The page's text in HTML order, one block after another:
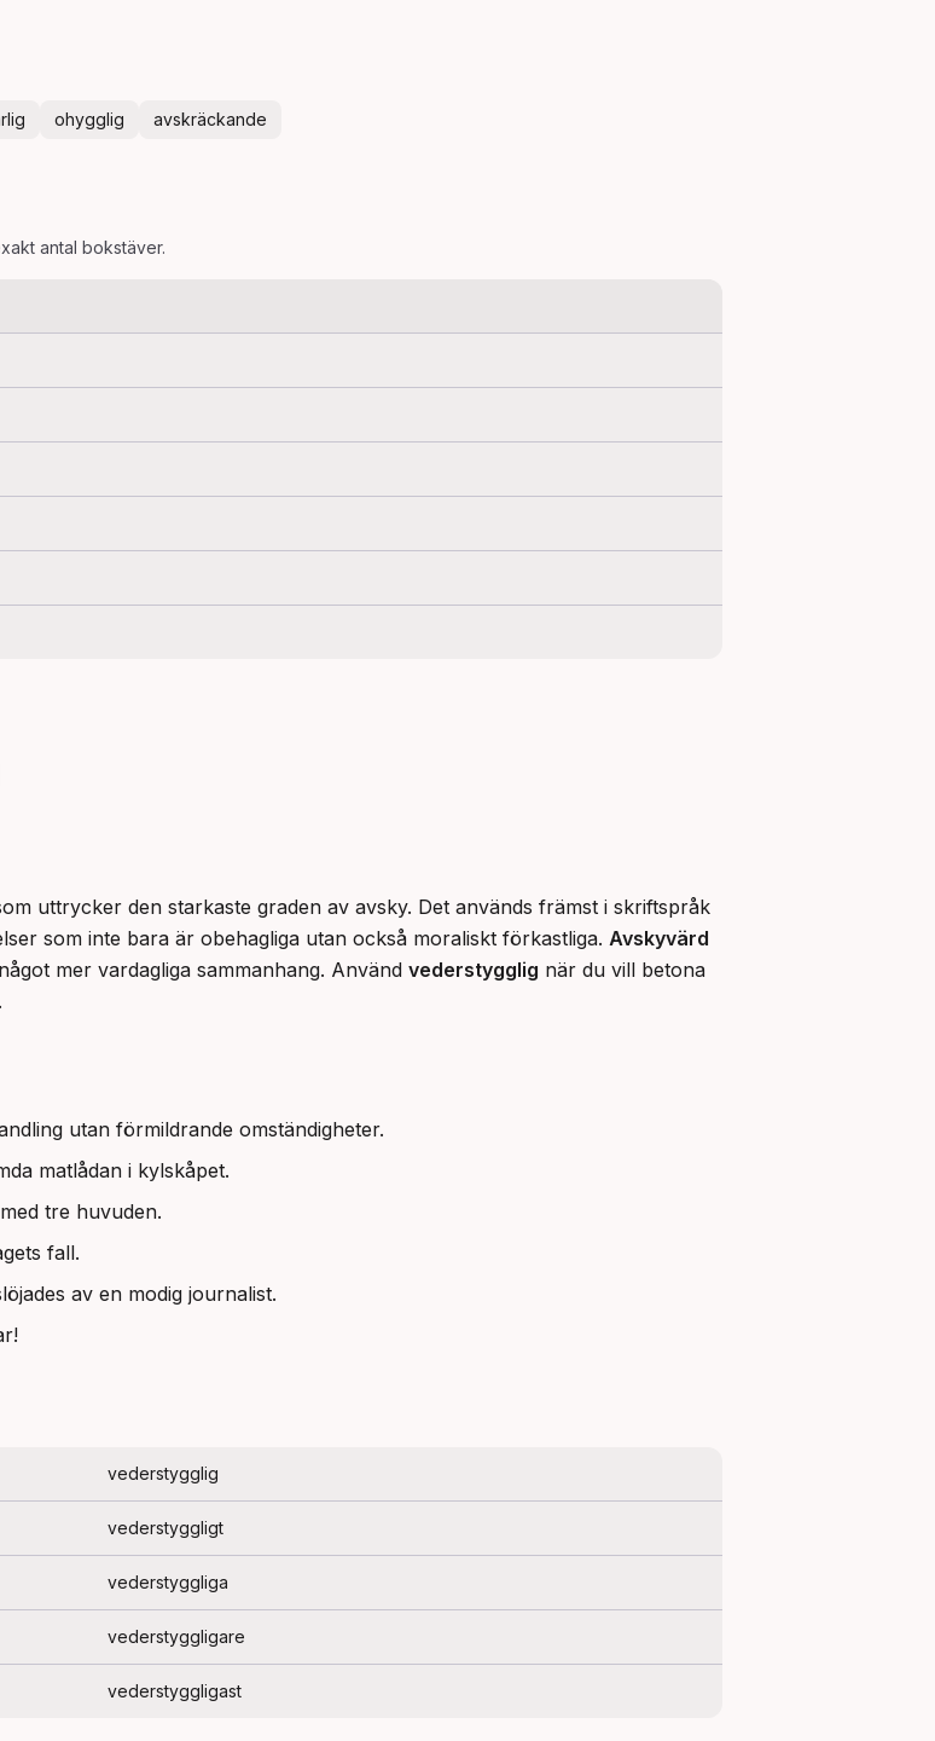
ohygglig avskräckande
antal bokstäver.
uttrycker den starkaste graden av avsky. Det används främst i skriftspråk
som inte bara är obehagliga utan också moraliskt förkastliga. Avskyvärd
mer vardagliga sammanhang. Använd vederstygglig när du vill betona
utan förmildrande omständigheter.
matlådan i kylskåpet.
tre huvuden.
fall.
av en modig journalist.
vederstygglig
vederstyggligt
vederstyggliga
vederstyggligare
vederstyggligast